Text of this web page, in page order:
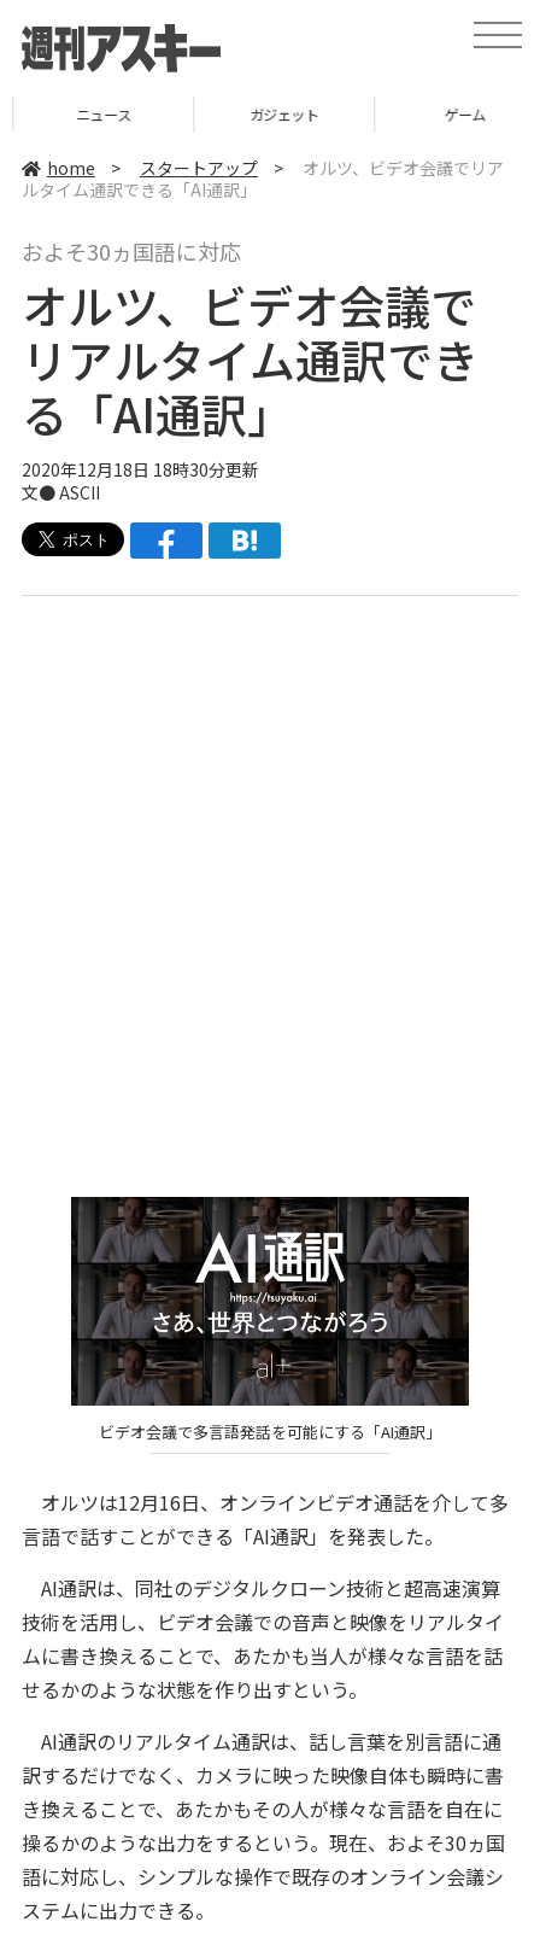
t
o
v
ニュース ガジェット ゲーム
home > スタートアップ >
オルツ、ビデオ会議でリア
ルタイム通訳できる「AI通訳」
およそ30ヵ国語に対応
オルツ、ビデオ会議で
リアルタイム通訳でき
る「AI通訳」
2020年12月18日 18時30分更新
文● ASCII
ビデオ会議で多言語発話を可能にする「AI通訳」
オルツは12月16日、オンラインビデオ通話を介して多
言語で話すことができる「AI通訳」を発表した。
AI通訳は、同社のデジタルクローン技術と超高速演算
技術を活用し、ビデオ会議での音声と映像をリアルタイ
ムに書き換えることで、あたかも当人が様々な言語を話
せるかのような状態を作り出すという。
AI通訳のリアルタイム通訳は、話し言葉を別言語に通
訳するだけでなく、カメラに映った映像自体も瞬時に書
き換えることで、あたかもその人が様々な言語を自在に
操るかのような出力をするという。現在、およそ30ヵ国
語に対応し、シンプルな操作で既存のオンライン会議シ
ステムに出力できる。